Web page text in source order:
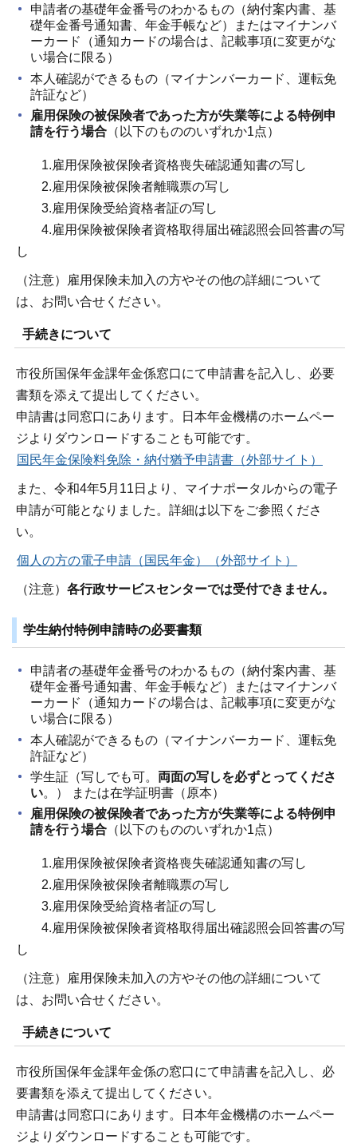
申請者の基礎年金番号のわかるもの（納付案内書、基
礎年金番号通知書、年金手帳など）またはマイナンバ
ーカード（通知カードの場合は、記載事項に変更がな
い場合に限る）
本人確認ができるもの（マイナンバーカード、運転免
許証など）
雇用保険の被保険者であった方が失業等による特例申
請を行う場合 （以下のもののいずれか1点）
1.雇用保険被保険者資格喪失確認通知書の写し
2.雇用保険被保険者離職票の写し
3.雇用保険受給資格者証の写し
4.雇用保険被保険者資格取得届出確認照会回答書の写
し
（注意）雇用保険未加入の方やその他の詳細について
は、お問い合せください。
手続きについて
市役所国保年金課年金係窓口にて申請書を記入し、必要
書類を添えて提出してください。
申請書は同窓口にあります。日本年金機構のホームペー
ジよりダウンロードすることも可能です。
国民年金保険料免除・納付猶予申請書（外部サイト）
また、令和4年5月11日より、マイナポータルからの電子
申請が可能となりました。詳細は以下をご参照くださ
い。
個人の方の電子申請（国民年金）（外部サイト）
（注意） 各行政サービスセンターでは受付できません。
学生納付特例申請時の必要書類
申請者の基礎年金番号のわかるもの（納付案内書、基
礎年金番号通知書、年金手帳など）またはマイナンバ
ーカード（通知カードの場合は、記載事項に変更がな
い場合に限る）
本人確認ができるもの（マイナンバーカード、運転免
許証など）
学生証（写しでも可。 両面の写しを必ずとってくださ
い。） または在学証明書（原本）
雇用保険の被保険者であった方が失業等による特例申
請を行う場合 （以下のもののいずれか1点）
1.雇用保険被保険者資格喪失確認通知書の写し
2.雇用保険被保険者離職票の写し
3.雇用保険受給資格者証の写し
4.雇用保険被保険者資格取得届出確認照会回答書の写
し
（注意）雇用保険未加入の方やその他の詳細について
は、お問い合せください。
手続きについて
市役所国保年金課年金係の窓口にて申請書を記入し、必
要書類を添えて提出してください。
申請書は同窓口にあります。日本年金機構のホームペー
ジよりダウンロードすることも可能です。